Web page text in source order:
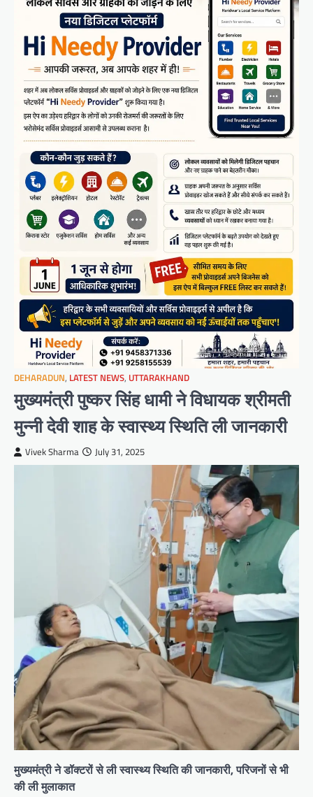
DEHARADUN, LATEST NEWS, UTTARAKHAND
मुख्यमंत्री पुष्कर सिंह धामी ने विधायक श्रीमती
मुन्नी देवी शाह के स्वास्थ्य स्थिति ली जानकारी
Vivek Sharma July 31, 2025
मुख्यमंत्री ने डॉक्टरों से ली स्वास्थ्य स्थिति की जानकारी, परिजनों से भी
की ली मुलाकात